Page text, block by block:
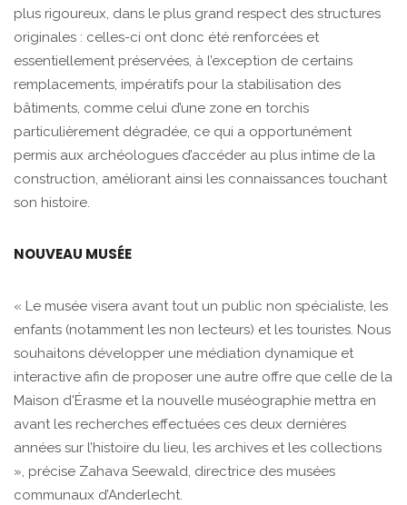
plus rigoureux, dans le plus grand respect des structures
originales : celles-ci ont donc été renforcées et
essentiellement préservées, à l’exception de certains
remplacements, impératifs pour la stabilisation des
bâtiments, comme celui d’une zone en torchis
particulièrement dégradée, ce qui a opportunément
permis aux archéologues d’accéder au plus intime de la
construction, améliorant ainsi les connaissances touchant
son histoire.
NOUVEAU MUSÉE
« Le musée visera avant tout un public non spécialiste, les
enfants (notamment les non lecteurs) et les touristes. Nous
souhaitons développer une médiation dynamique et
interactive afin de proposer une autre offre que celle de la
Maison d'Érasme et la nouvelle muséographie mettra en
avant les recherches effectuées ces deux dernières
années sur l’histoire du lieu, les archives et les collections
», précise Zahava Seewald, directrice des musées
communaux d’Anderlecht.